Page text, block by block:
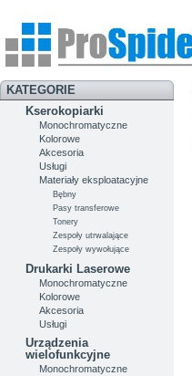
KATEGORIE
Kserokopiarki
Monochromatyczne
Kolorowe
Akcesoria
Usługi
Materiały eksploatacyjne
Bębny
Pasy transferowe
Tonery
Zespoły utrwalające
Zespoły wywołujące
Drukarki Laserowe
Monochromatyczne
Kolorowe
Akcesoria
Usługi
Urządzenia
wielofunkcyjne
Monochromatyczne